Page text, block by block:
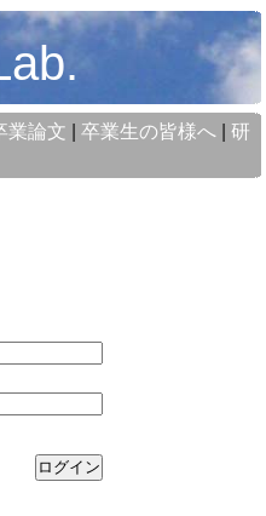
業論文 |卒業生の皆様へ |研